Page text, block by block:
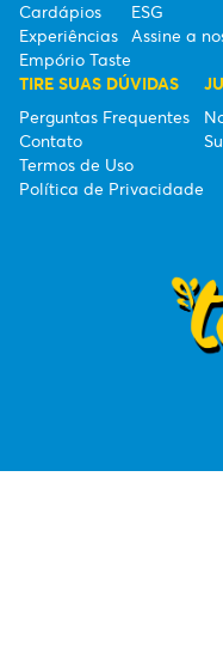
ASSINE A
Cardápios
Experiências
Empório Taste
ESG
Assine a
TIRE SUAS DÚVIDAS
Perguntas Frequentes
Contato
Termos de Uso
Política de Privacidade